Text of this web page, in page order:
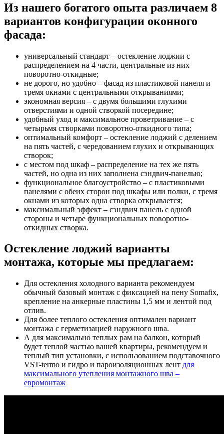
Из нашего богатого опыта различаем 8
вариантов конфигурации оконного
фасада:
универсальный стандарт – остекление лоджии с
распределением на 4 части, центральные из них
поворотно-откидные;
не дорого, но удобно – фасад из пластиковой панеля и
тремя окнами с центральными открываниями;
экономная версия – с двумя большими глухими
отверстиями и одной створкой посередине;
удобный уход и максимальное проветривание – с
четырьмя створками поворотно-откидного типа;
оптимальный комфорт – остекление лоджий с делением
на пять частей, с чередованием глухих и открывающих
створок;
с местом под шкаф – распределение на тех же пять
частей, но одна из них заполнена сэндвич-панелью;
функциональное благоустройство – с пластиковыми
панелями с обеих сторон под шкафы или полки, с тремя
окнами из которых одна створка открывается;
максимальный эффект – сэндвич панель с одной
стороны и четыре функциональных поворотно-
откидных створка.
Остекление лоджий варианты
монтажа, которые мы предлагаем:
Для остекления холодного варианта рекомендуем
обычный базовый монтаж с фиксацией на пену Somafix,
крепление на анкерные пластины 1,5 мм и лентой под
отлив.
Для более теплого остекления оптимален вариант
монтажа с герметизацией наружного шва.
А для максимально теплых рам на балкон, который
будет теплой частью вашей квартиры, рекомендуем и
теплый тип установки, с использованием подставочного
VST-termo и гидро и пароизоляционных лент для
максимального утепления монтажного шва –
евромонтаж